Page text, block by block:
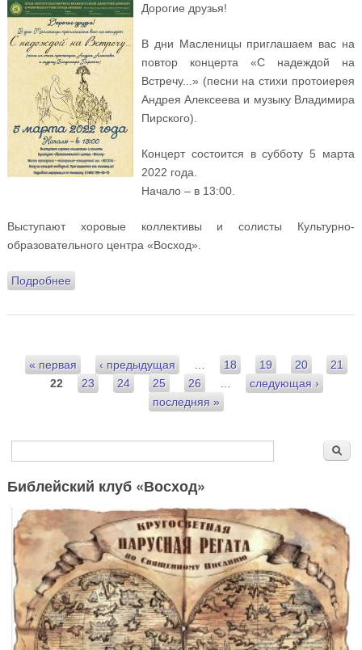
Дорогие друзья!
В дни Масленицы приглашаем вас на
повтор концерта «С надеждой на
Встречу...» (песни на стихи протоиерея
Андрея Алексеева и музыку Владимира
Пирского).
Концерт состоится в субботу 5 марта
2022 года.
Начало – в 13:00.
Выступают хоровые коллективы и солисты Культурно-
образовательного центра «Восход».
Подробнеео Приглашаем на повтор концерта «С надеждой на
Алексеева и музыку Владимира Пирского)
Страницы
« первая ‹ предыдущая … 18 19 20
21
22
23 24 25 26 …
следующая ›
последняя »
Форма поиска
Библейский клуб «Восход»